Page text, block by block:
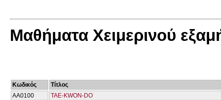
Μαθήματα Χειμερινού
Κωδικός
Τίτλος
ΑΑ0100
TAE-KWON-DO